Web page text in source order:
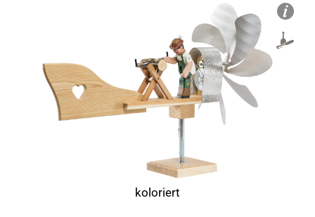
koloriert